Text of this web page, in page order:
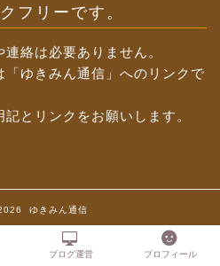
フリーです。
絡は必要ありません。
「ゆきみん通信」へのリンクで
とリンクをお願いします。
ゆきみん通信
ブログ運営 プロフィール